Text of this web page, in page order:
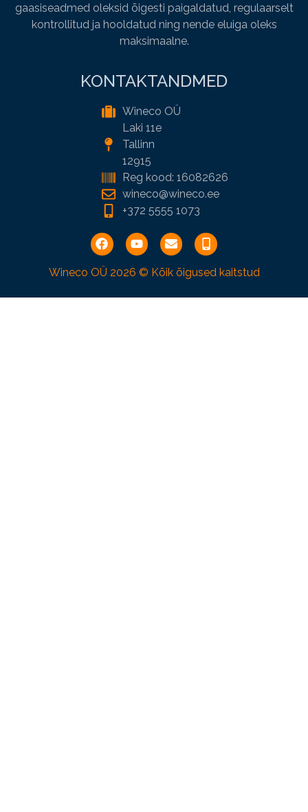
gaasiseadmed oleksid õigesti paigaldatud, regulaarselt
kontrollitud ja hooldatud ning nende eluiga oleks
maksimaalne.
KONTAKTANDMED
Wineco OÜ
Laki 11e
Tallinn
12915
Reg kood: 16082626
wineco@wineco.ee
+372 5555 1073
Wineco OÜ 2026 © Kõik õigused kaitstud